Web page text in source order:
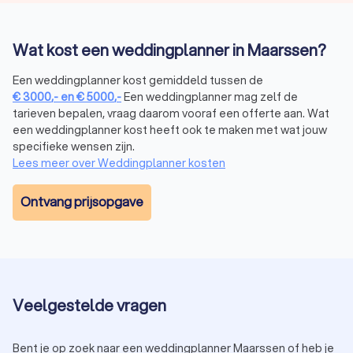
van de bloemendecoratie tot de muziekselectie van de DJ. Bij
Trustoo vergelijk je naast weddingplanners in Maarssen ook
de volgende diensten:
Trouwfotograaf
Een beeld zegt meer dan duizend woorden, en op jouw
trouwdag wil je elk bijzonder moment vastleggen. Vertrouw
op onze deskundigetrouwfotografen
glimlachen en liefde op een prachtige manier vast te leggen.
gerechten serveert, passend bij jouw smaak en stijl.
Wat kost een weddingplanner in Maarssen?
Een weddingplanner kost gemiddeld tussen de
€3000,- en€5000,-Een weddingplanner mag zelf de
tarieven bepalen, vraag daarom vooraf een offerte aan. Wat
een weddingplanner kost heeft ook te maken met wat jouw
specifieke wensen zijn.
Lees meer over Weddingplanner kosten
Ontvang prijsopgave
Veelgestelde vragen
Bent je op zoek naar een weddingplanner Maarssen of heb je